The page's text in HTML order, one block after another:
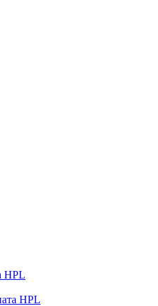
HPL
HPL